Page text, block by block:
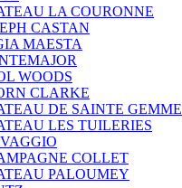
LA COURONNE
CASTAN
MAESTA
WOODS
CLARKE
DE SAINTE GEMME
LES TUILERIES
COLLET
PALOUMEY